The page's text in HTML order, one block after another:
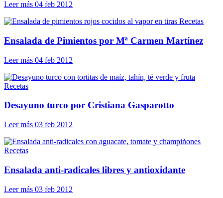
Leer más 04 feb 2012
Recetas
Ensalada de Pimientos por Mª Carmen Martínez
Leer más 04 feb 2012
Recetas
Desayuno turco por Cristiana Gasparotto
Leer más 03 feb 2012
Recetas
Ensalada anti-radicales libres y antioxidante
Leer más 03 feb 2012